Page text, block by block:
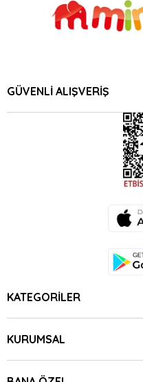
GÜVENLİ ALIŞVERİŞ
KATEGORİLER
KURUMSAL